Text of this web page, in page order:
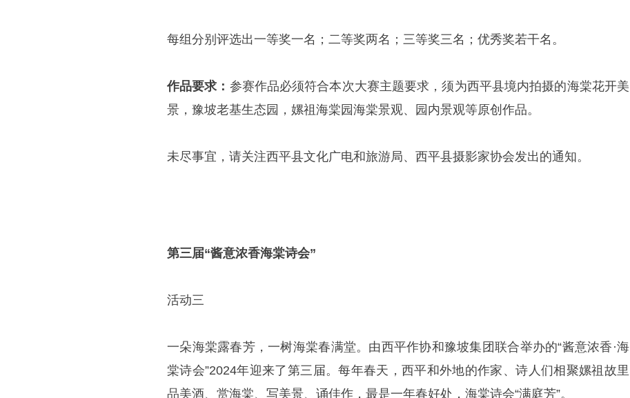
每组分别评选出一等奖一名；二等奖两名；三等奖三名；优秀奖若干名。
作品要求： 参赛作品必须符合本次大赛主题要求，须为西平县境内拍摄的海棠花开美
景，豫坡老基生态园，嫘祖海棠园海棠景观、园内景观等原创作品。
未尽事宜，请关注西平县文化广电和旅游局、西平县摄影家协会发出的通知。
第三届“酱意浓香海棠诗会”
活动三
一朵海棠露春芳，一树海棠春满堂。由西平作协和豫坡集团联合举办的“酱意浓香·海
棠诗会”2024年迎来了第三届。每年春天，西平和外地的作家、诗人们相聚嫘祖故里
品美酒、赏海棠、写美景、诵佳作，最是一年春好处，海棠诗会“满庭芳”。